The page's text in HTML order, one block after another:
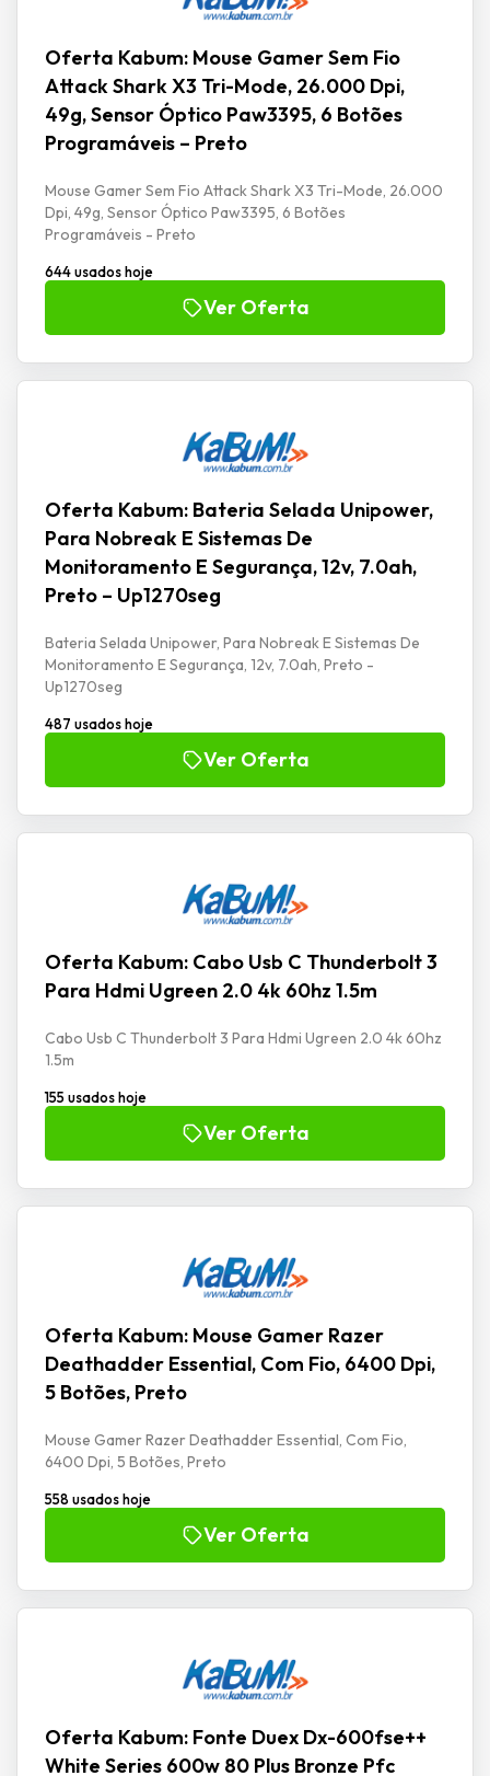
Oferta Kabum: Mouse Gamer Sem Fio
Attack Shark X3 Tri-Mode, 26.000 Dpi,
49g, Sensor Óptico Paw3395, 6 Botões
Programáveis – Preto
Mouse Gamer Sem Fio Attack Shark X3 Tri-Mode, 26.000
Dpi, 49g, Sensor Óptico Paw3395, 6 Botões
Programáveis - Preto
644 usados hoje
Ver Oferta
Oferta Kabum: Bateria Selada Unipower,
Para Nobreak E Sistemas De
Monitoramento E Segurança, 12v, 7.0ah,
Preto – Up1270seg
Bateria Selada Unipower, Para Nobreak E Sistemas De
Monitoramento E Segurança, 12v, 7.0ah, Preto -
Up1270seg
487 usados hoje
Ver Oferta
Oferta Kabum: Cabo Usb C Thunderbolt 3
Para Hdmi Ugreen 2.0 4k 60hz 1.5m
Cabo Usb C Thunderbolt 3 Para Hdmi Ugreen 2.0 4k 60hz
1.5m
155 usados hoje
Ver Oferta
Oferta Kabum: Mouse Gamer Razer
Deathadder Essential, Com Fio, 6400 Dpi,
5 Botões, Preto
Mouse Gamer Razer Deathadder Essential, Com Fio,
6400 Dpi, 5 Botões, Preto
558 usados hoje
Ver Oferta
Oferta Kabum: Fonte Duex Dx-600fse++
White Series 600w 80 Plus Bronze Pfc